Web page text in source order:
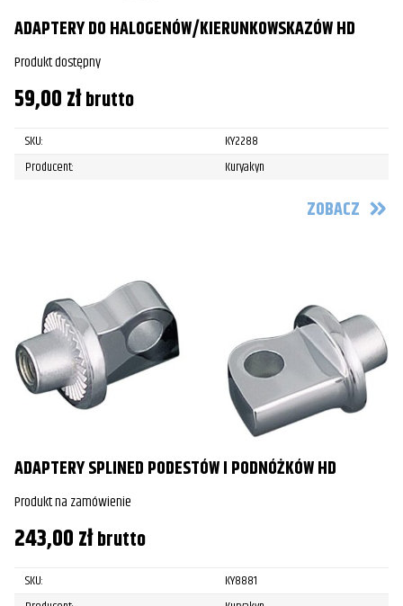
ADAPTERY DO HALOGENÓW/KIERUNKOWSKAZÓW HD
Produkt dostępny
59,00złbrutto
SKU:
KY2288
Producent:
Kuryakyn
ZOBACZ
ADAPTERY SPLINED PODESTÓW I PODNÓŻKÓW HD
Produkt na zamówienie
243,00złbrutto
SKU:
KY8881